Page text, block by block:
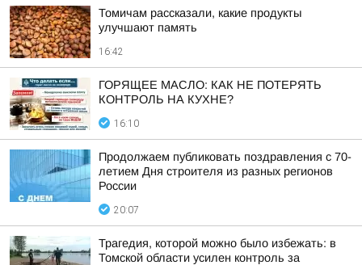
Томичам рассказали, какие продукты
улучшают память
16:42
ГОРЯЩЕЕ МАСЛО: КАК НЕ ПОТЕРЯТЬ
КОНТРОЛЬ НА КУХНЕ?
16:10
Продолжаем публиковать поздравления с 70-
летием Дня строителя из разных регионов
России
20:07
Трагедия, которой можно было избежать: в
Томской области усилен контроль за